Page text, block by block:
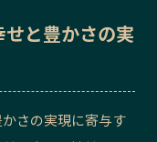
ア
ア
と豊かさの実
さの実現に寄与す